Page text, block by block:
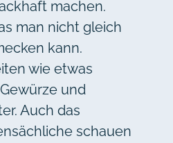
machen.
man nicht gleich
kann.
wie etwas
und
Auch das
schauen